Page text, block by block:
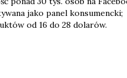
jako panel konsumencki;
od 16 do 28 dolarów.